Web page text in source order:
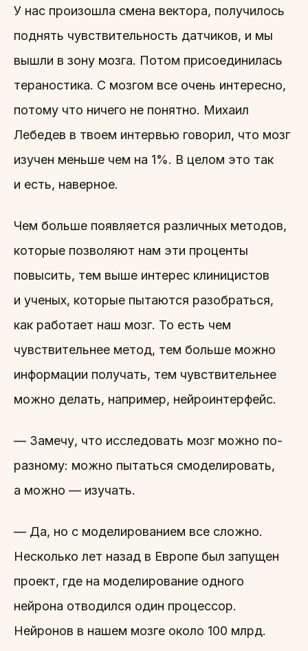
У нас произошла смена вектора, получилось
поднять чувствительность датчиков, и мы
вышли в зону мозга. Потом присоединилась
тераностика. С мозгом все очень интересно,
потому что ничего не понятно. Михаил
Лебедев в твоем интервью говорил, что мозг
изучен меньше чем на 1%. В целом это так
и есть, наверное.
Чем больше появляется различных методов,
которые позволяют нам эти проценты
повысить, тем выше интерес клиницистов
и ученых, которые пытаются разобраться,
как работает наш мозг. То есть чем
чувствительнее метод, тем больше можно
информации получать, тем чувствительнее
можно делать, например, нейроинтерфейс.
— Замечу, что исследовать мозг можно по-
разному: можно пытаться смоделировать,
а можно — изучать.
— Да, но с моделированием все сложно.
Несколько лет назад в Европе был запущен
проект, где на моделирование одного
нейрона отводился один процессор.
Нейронов в нашем мозге около 100 млрд.